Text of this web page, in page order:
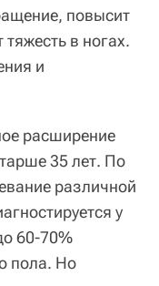
повысит
в ногах.
и
расширение
35 лет. По
различной
у
60-70%
пола. Но